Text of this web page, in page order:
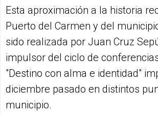
Esta aproximación a la historia
Puerto del Carmen y del
sido realizada por Juan Cruz
impulsor del ciclo de
"Destino con alma e identidad"
diciembre pasado en distintos
municipio.